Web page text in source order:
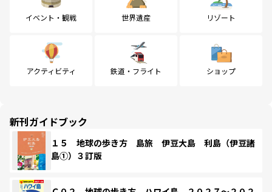
イベント・観戦 世界遺産 リゾート
アクティビティ 鉄道・フライト ショップ
新刊ガイドブック
１５ 地球の歩き方 島旅 伊豆大島 利島（伊豆諸
島①）３訂版